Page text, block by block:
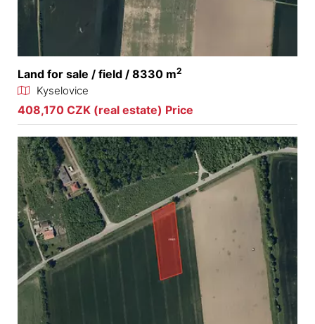
Land for sale / field / 8330 m2
Kyselovice
408,170 CZK (real estate) Price